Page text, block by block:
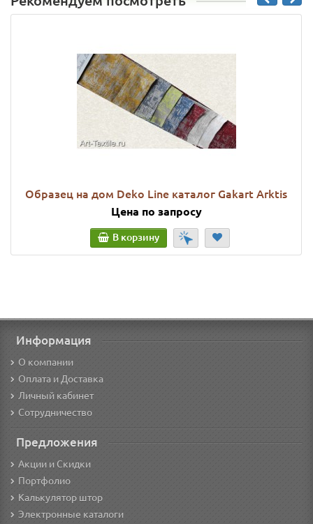
Образец на дом Deko Line каталог Gakart Arktis
Цена по запросу
В корзину
Информация
О компании
Оплата и Доставка
Личный кабинет
Сотрудничество
Предложения
Акции и Скидки
Портфолио
Калькулятор штор
Электронные каталоги